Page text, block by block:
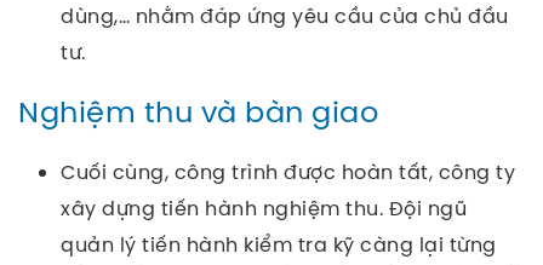
dùng,… nhằm đáp ứng yêu cầu của chủ đầu
tư.
Nghiệm thu và bàn giao
Cuối cùng, công trình được hoàn tất, công ty
xây dựng tiến hành nghiệm thu. Đội ngũ
quản lý tiến hành kiểm tra kỹ càng lại từng